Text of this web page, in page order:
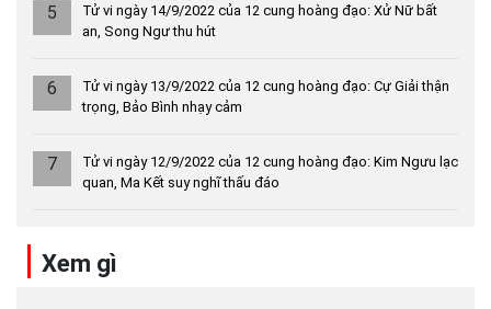
5
Tử vi ngày 14/9/2022 của 12 cung hoàng đạo: Xử Nữ bất
an, Song Ngư thu hút
6
Tử vi ngày 13/9/2022 của 12 cung hoàng đạo: Cự Giải thận
trọng, Bảo Bình nhạy cảm
7
Tử vi ngày 12/9/2022 của 12 cung hoàng đạo: Kim Ngưu lạc
quan, Ma Kết suy nghĩ thấu đáo
Xem gì